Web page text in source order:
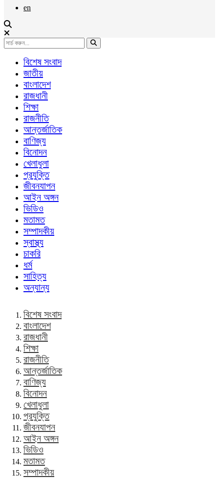
en
বিশেষ সংবাদ
জাতীয়
বাংলাদেশ
রাজধানী
শিক্ষা
রাজনীতি
আন্তর্জাতিক
বাণিজ্য
বিনোদন
খেলাধুলা
প্রযুক্তি
জীবনযাপন
আইন অঙ্গন
ভিডিও
মতামত
সম্পাদকীয়
স্বাস্থ্য
চাকরি
ধর্ম
সাহিত্য
অন্যান্য
বিশেষ সংবাদ
বাংলাদেশ
রাজধানী
শিক্ষা
রাজনীতি
আন্তর্জাতিক
বাণিজ্য
বিনোদন
খেলাধুলা
প্রযুক্তি
জীবনযাপন
আইন অঙ্গন
ভিডিও
মতামত
সম্পাদকীয়